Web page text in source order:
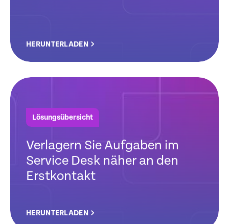
HERUNTERLADEN
Lösungsübersicht
Verlagern Sie Aufgaben im
Service Desk näher an den
Erstkontakt
HERUNTERLADEN